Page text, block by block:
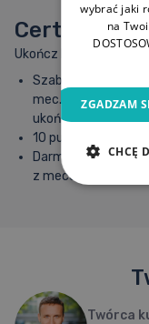
Certyfikaty
Ukończ kurs i odbierz
Szablony
mec. Tymińskiego
ukończenia kursu.
10 punktów
Darmową
z mecenasem
Twórca
wybrać jaki
na
ZGADZAM
CHCĘ